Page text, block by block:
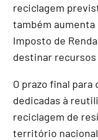
reciclagem
também aumenta
Imposto de
destinar
O prazo final
dedicadas à
reciclagem de
território